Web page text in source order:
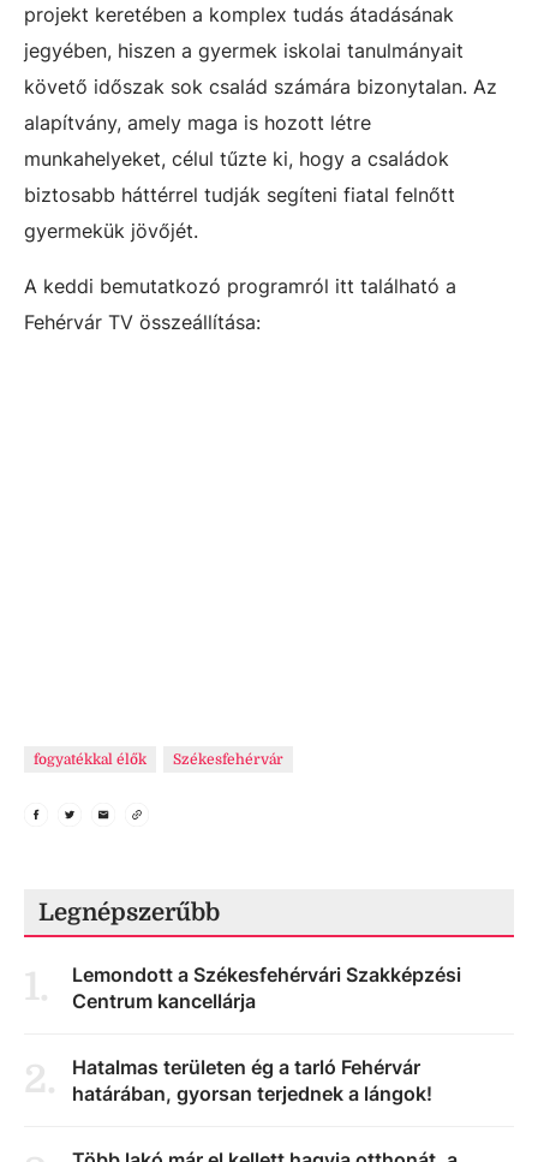
projekt keretében a komplex tudás átadásának
jegyében, hiszen a gyermek iskolai tanulmányait
követő időszak sok család számára bizonytalan. Az
alapítvány, amely maga is hozott létre
munkahelyeket, célul tűzte ki, hogy a családok
biztosabb háttérrel tudják segíteni fiatal felnőtt
gyermekük jövőjét.
A keddi bemutatkozó programról itt található a
Fehérvár TV összeállítása:
fogyatékkal élők Székesfehérvár
Legnépszerűbb
1.
Lemondott a Székesfehérvári Szakképzési
Centrum kancellárja
2.
Hatalmas területen ég a tarló Fehérvár
határában, gyorsan terjednek a lángok!